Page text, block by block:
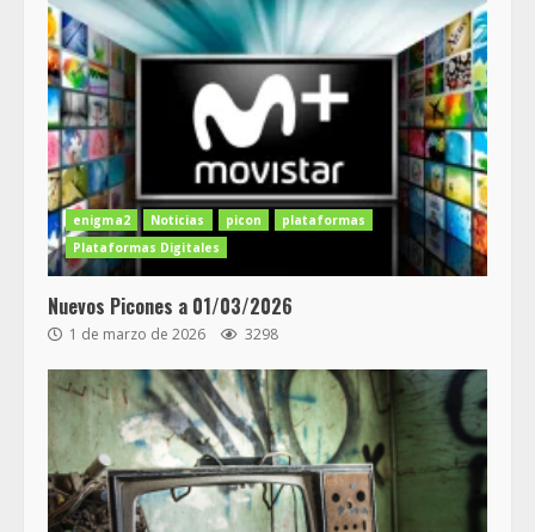
enigma2 Noticias picon
plataformas
Plataformas Digitales
Nuevos Picones a 01/03/2026
1 de marzo de 2026 3298